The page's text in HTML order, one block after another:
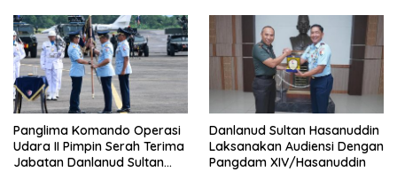
Panglima Komando Operasi
Udara II Pimpin Serah Terima
Jabatan Danlanud Sultan
Danlanud Sultan Hasanuddin
Laksanakan Audiensi Dengan
Pangdam XIV/Hasanuddin